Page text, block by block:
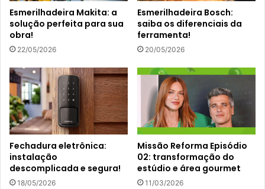
Esmerilhadeira Makita: a
solução perfeita para sua
obra!
22/05/2026
Esmerilhadeira Bosch:
saiba os diferenciais da
ferramenta!
20/05/2026
Fechadura eletrônica:
instalação
descomplicada e segura!
18/05/2026
Missão Reforma Episódio
02: transformação do
estúdio e área gourmet
11/03/2026